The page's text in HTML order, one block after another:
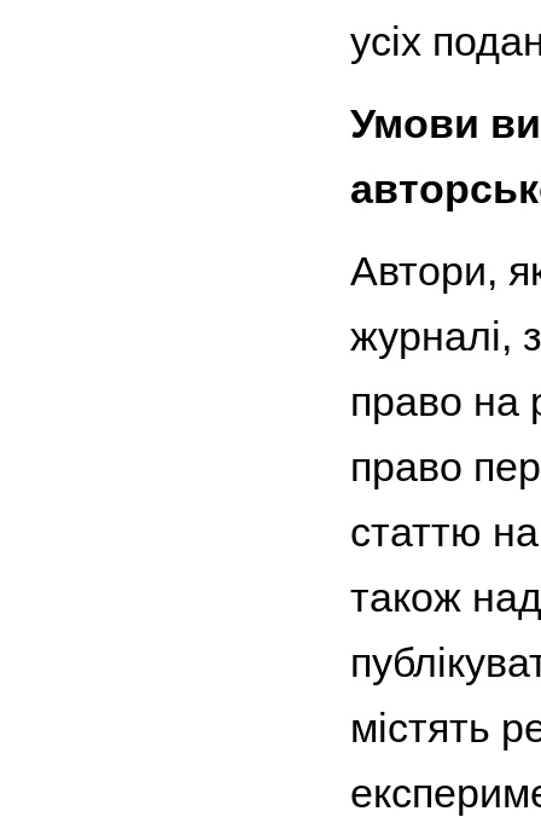
усіх
Умови
Автори,
журналі,
право на
право
статтю
також
містять